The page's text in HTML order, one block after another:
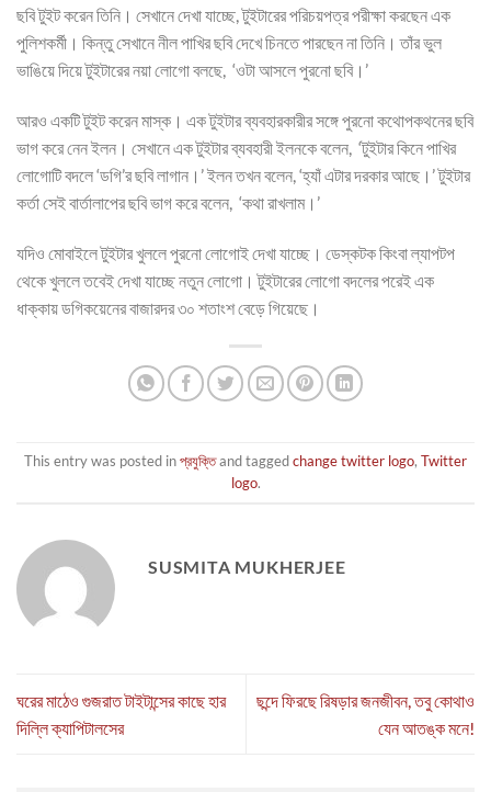
ছবি টুইট করেন তিনি। সেখানে দেখা যাচ্ছে, টুইটারের পরিচয়পত্র পরীক্ষা করছেন এক
পুলিশকর্মী। কিন্তু সেখানে নীল পাখির ছবি দেখে চিনতে পারছেন না তিনি। তাঁর ভুল
ভাঙিয়ে দিয়ে টুইটারের নয়া লোগো বলছে, ‘ওটা আসলে পুরনো ছবি।’
আরও একটি টুইট করেন মাস্ক। এক টুইটার ব্যবহারকারীর সঙ্গে পুরনো কথোপকথনের ছবি
ভাগ করে নেন ইলন। সেখানে এক টুইটার ব্যবহারী ইলনকে বলেন, ‘টুইটার কিনে পাখির
লোগোটি বদলে ‘ডগি’র ছবি লাগান।’ ইলন তখন বলেন, ‘হ্যাঁ এটার দরকার আছে।’ টুইটার
কর্তা সেই বার্তালাপের ছবি ভাগ করে বলেন, ‘কথা রাখলাম।’
যদিও মোবাইলে টুইটার খুললে পুরনো লোগোই দেখা যাচ্ছে। ডেস্কটক কিংবা ল্যাপটপ
থেকে খুললে তবেই দেখা যাচ্ছে নতুন লোগো। টুইটারের লোগো বদলের পরেই এক
ধাক্কায় ডগিকয়েনের বাজারদর ৩০ শতাংশ বেড়ে গিয়েছে।
This entry was posted inপ্রযুক্তিand taggedchange twitter logo, Twitter
logo.
SUSMITA MUKHERJEE
ঘরের মাঠেও গুজরাত টাইটান্সের কাছে হার
দিল্লি ক্যাপিটালসের
ছন্দে ফিরছে রিষড়ার জনজীবন, তবু কোথাও
যেন আতঙ্ক মনে!